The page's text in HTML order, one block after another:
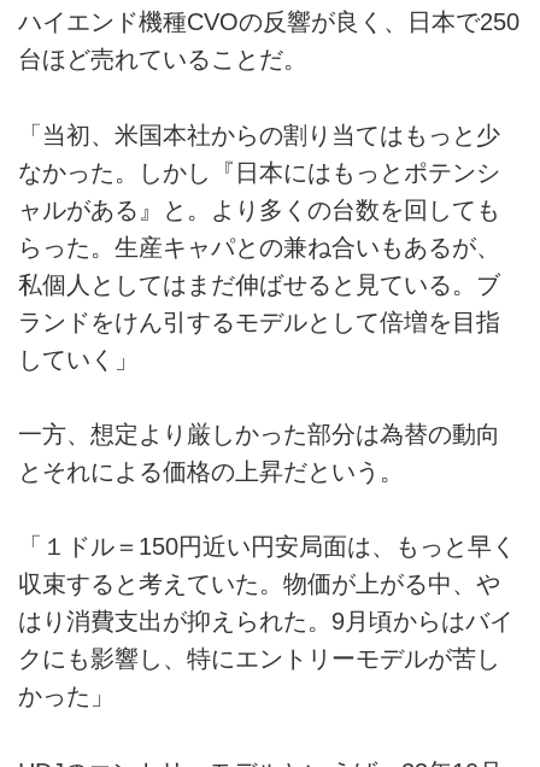
ハイエンド機種CVOの反響が良く、日本で250
台ほど売れていることだ。
「当初、米国本社からの割り当てはもっと少
なかった。しかし『日本にはもっとポテンシ
ャルがある』と。より多くの台数を回しても
らった。生産キャパとの兼ね合いもあるが、
私個人としてはまだ伸ばせると見ている。ブ
ランドをけん引するモデルとして倍増を目指
していく」
一方、想定より厳しかった部分は為替の動向
とそれによる価格の上昇だという。
「１ドル＝150円近い円安局面は、もっと早く
収束すると考えていた。物価が上がる中、や
はり消費支出が抑えられた。9月頃からはバイ
クにも影響し、特にエントリーモデルが苦し
かった」